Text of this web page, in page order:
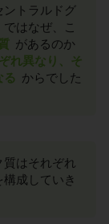
ントラルドグ
はなぜ、こ
があるのか
れ異なり、そ
る からでした
質はそれぞれ
成していき